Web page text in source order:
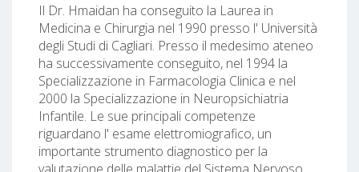
Il Dr. Hmaidan ha conseguito la Laurea in
Medicina e Chirurgia nel 1990 presso l' Università
degli Studi di Cagliari. Presso il medesimo ateneo
ha successivamente conseguito, nel 1994 la
Specializzazione in Farmacologia Clinica e nel
2000 la Specializzazione in Neuropsichiatria
Infantile. Le sue principali competenze
riguardano l' esame elettromiografico, un
importante strumento diagnostico per la